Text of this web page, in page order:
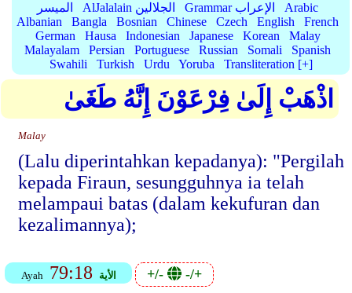
الميسر
AlJalalain الجلالين Grammar الإعراب
Arabic
Albanian
Bangla Bosnian Chinese Czech English
French
German
Hausa Indonesian Japanese Korean
Malay
Malayalam
Persian Portuguese Russian Somali
Spanish
Swahili
Turkish Urdu Yoruba Transliteration [+]
اذْهَبْ إِلَىٰ فِرْعَوْنَ إِنَّهُ طَغَىٰ
Malay
(Lalu diperintahkan kepadanya): "Pergilah
kepada Firaun, sesungguhnya ia telah
melampaui batas (dalam kekufuran dan
kezalimannya);
Ayah 79:18 الأية +/- -/+